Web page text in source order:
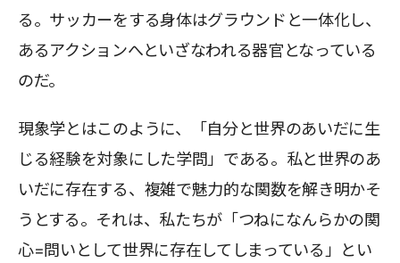
る。サッカーをする身体はグラウンドと一体化し、
あるアクションへといざなわれる器官となっている
のだ。
現象学とはこのように、「自分と世界のあいだに生
じる経験を対象にした学問」である。私と世界のあ
いだに存在する、複雑で魅力的な関数を解き明かそ
うとする。それは、私たちが「つねになんらかの関
心=問いとして世界に存在してしまっている」とい